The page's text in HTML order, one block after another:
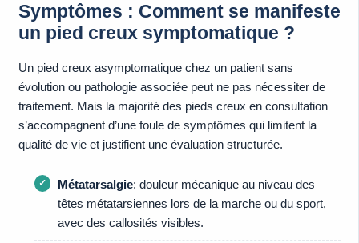
Symptômes : Comment se manifeste
un pied creux symptomatique ?
Un pied creux asymptomatique chez un patient sans
évolution ou pathologie associée peut ne pas nécessiter de
traitement. Mais la majorité des pieds creux en consultation
s’accompagnent d’une foule de symptômes qui limitent la
qualité de vie et justifient une évaluation structurée.
Métatarsalgie: douleur mécanique au niveau des
têtes métatarsiennes lors de la marche ou du sport,
avec des callosités visibles.